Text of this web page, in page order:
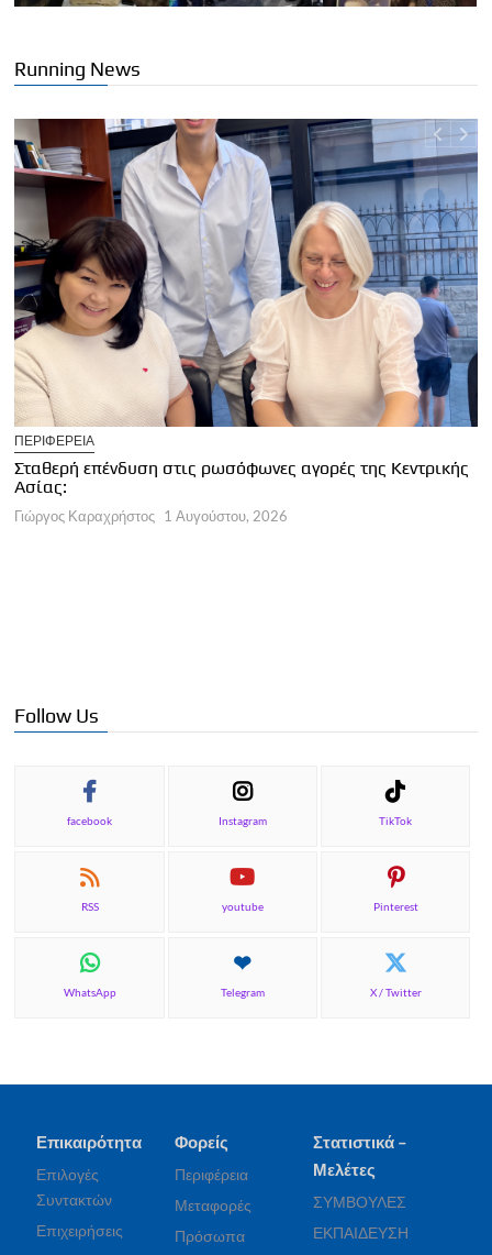
Running News
ΠΕΡΙΦΕΡΕΙΑ
Σταθερή επένδυση στις ρωσόφωνες αγορές της Κεντρικής
Ασίας:
Γιώργος Καραχρήστος 1 Αυγούστου, 2026
Follow Us
facebook Instagram TikTok
RSS youtube Pinterest
WhatsApp Telegram X / Twitter
Επικαιρότητα
Επιλογές
Συντακτών
Επιχειρήσεις
Φορείς
Περιφέρεια
Μεταφορές
Πρόσωπα
Στατιστικά –
Μελέτες
ΣΥΜΒΟΥΛΕΣ
ΕΚΠΑΙΔΕΥΣΗ